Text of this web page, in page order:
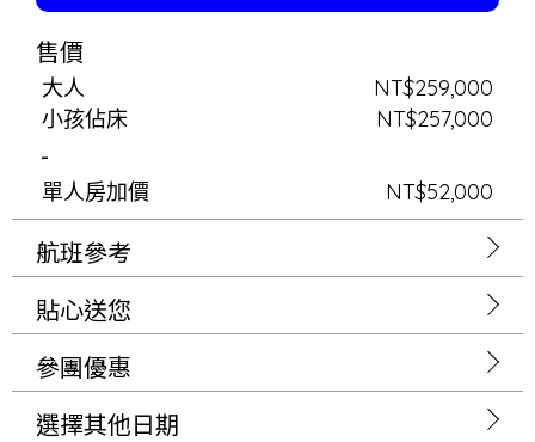
售價
大人
NT$259,000
小孩佔床
NT$257,000
-
單人房加價 NT$52,000
航班參考
貼心送您
參團優惠
選擇其他日期